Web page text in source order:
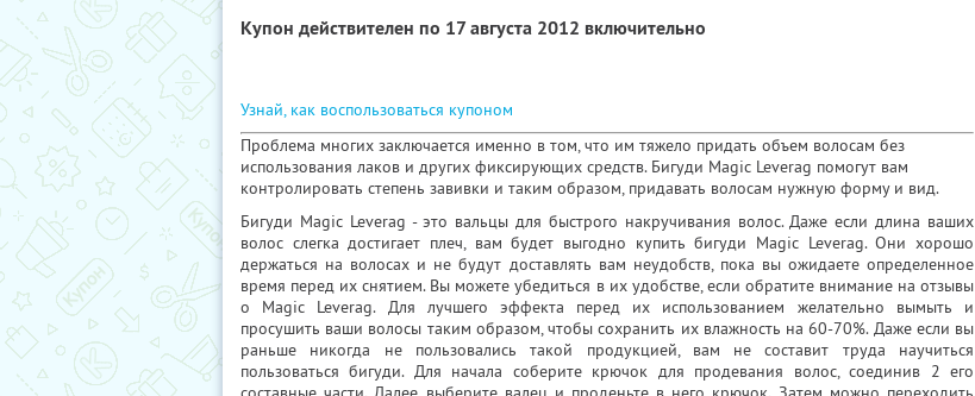
Купон действителен по 17 августа 2012 включительно
Узнай, как воспользоваться купоном
Проблема многих заключается именно в том, что им тяжело придать объем волосам без
использования лаков и других фиксирующих средств. Бигуди Magic Leverag помогут вам
контролировать степень завивки и таким образом, придавать волосам нужную форму и вид.
Бигуди Magic Leverag - это вальцы для быстрого накручивания волос. Даже если длина ваших
волос слегка достигает плеч, вам будет выгодно купить бигуди Magic Leverag.Они хорошо
держаться на волосах и не будут доставлять вам неудобств, пока вы ожидаете определенное
время перед их снятием. Вы можете убедиться в их удобстве, если обратите внимание на отзывы
о Magic Leverag. Для лучшего эффекта перед их использованием желательно вымыть и
просушить ваши волосы таким образом, чтобы сохранить их влажность на 60-70%. Даже если вы
раньше никогда не пользовались такой продукцией, вам не составит труда научиться
пользоваться бигуди. Для начала соберите крючок для продевания волос, соединив 2 его